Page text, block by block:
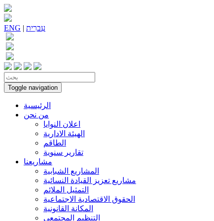
ENG | עִברִית
Toggle navigation
الرئيسية
من نحن
اعلان النوايا
الهيئة الادارية
الطاقم
تقارير سنوية
مشاريعنا
المشاريع الشبابية
مشاريع تعزيز القيادة النسائية
التمثيل الملائم
الحقوق الاقتصادية الاجتماعية
المكانة القانونية
التنظيم المجتمعي